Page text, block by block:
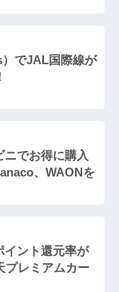
でJAL国際線が
でお得に購入
、WAONを
イント還元率が
プレミアムカー